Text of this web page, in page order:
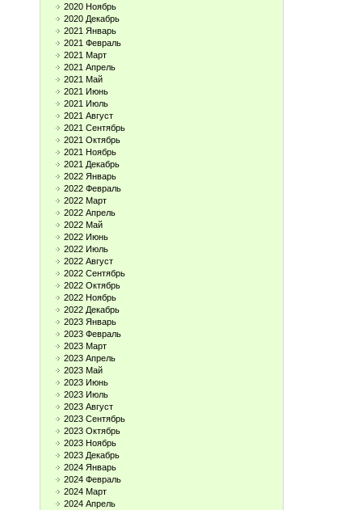
2020 Ноябрь
2020 Декабрь
2021 Январь
2021 Февраль
2021 Март
2021 Апрель
2021 Май
2021 Июнь
2021 Июль
2021 Август
2021 Сентябрь
2021 Октябрь
2021 Ноябрь
2021 Декабрь
2022 Январь
2022 Февраль
2022 Март
2022 Апрель
2022 Май
2022 Июнь
2022 Июль
2022 Август
2022 Сентябрь
2022 Октябрь
2022 Ноябрь
2022 Декабрь
2023 Январь
2023 Февраль
2023 Март
2023 Апрель
2023 Май
2023 Июнь
2023 Июль
2023 Август
2023 Сентябрь
2023 Октябрь
2023 Ноябрь
2023 Декабрь
2024 Январь
2024 Февраль
2024 Март
2024 Апрель